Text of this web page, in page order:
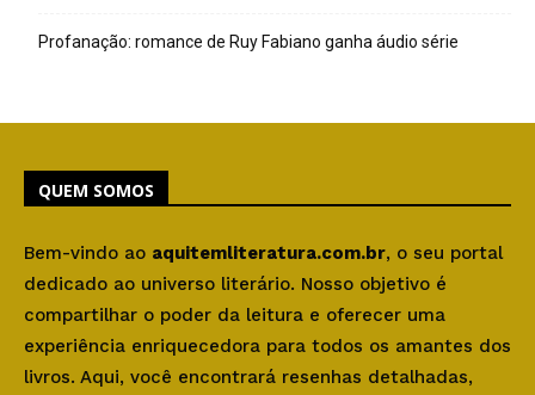
Profanação: romance de Ruy Fabiano ganha áudio série
QUEM SOMOS
Bem-vindo ao aquitemliteratura.com.br, o seu portal
dedicado ao universo literário. Nosso objetivo é
compartilhar o poder da leitura e oferecer uma
experiência enriquecedora para todos os amantes dos
livros. Aqui, você encontrará resenhas detalhadas,